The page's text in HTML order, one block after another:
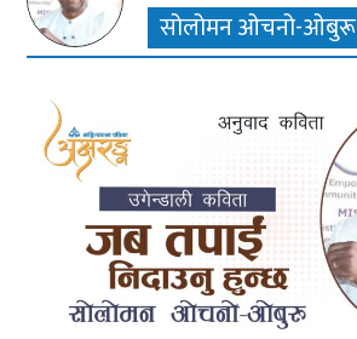
सोलोमन ओचनो-ओबुरू